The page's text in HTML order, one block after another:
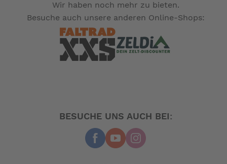
-- Auf Produktfotos angezeigte Dekorationsartikel
gehören nicht zum Leistungsumfang. --
Wir haben noch mehr zu bieten.
Besuche auch unsere anderen Online-Shops:
BESUCHE UNS AUCH BEI: